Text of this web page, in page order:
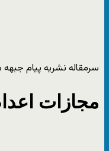
سرمقاله نشریه پیام جبهه ملی ایران
مجازات